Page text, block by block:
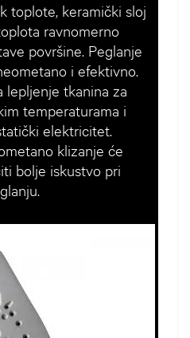
toplote, keramički sloj
ravnomerno
površine. Peglanje
i efektivno.
lepljenje tkanina za
temperaturama i
elektricitet.
klizanje će
bolje iskustvo pri